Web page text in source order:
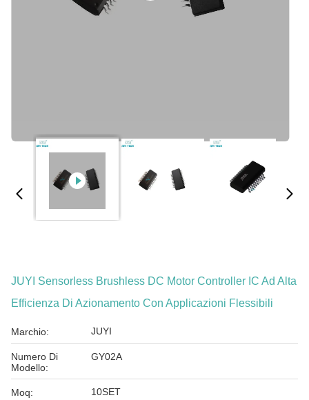
JUYI Sensorless Brushless DC Motor Controller IC Ad Alta
Efficienza Di Azionamento Con Applicazioni Flessibili
Marchio: JUYI
Numero Di
Modello:
GY02A
Moq: 10SET